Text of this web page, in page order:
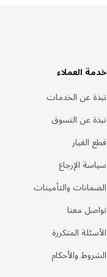
خدمة العملاء
نبذة عن الخدمات
نبذة عن التسوق
قطع الغيار
سياسة الإرجاع
الضمانات والتأمينات
تواصل معنا
الأسئلة المتكررة
الشروط والأحكام